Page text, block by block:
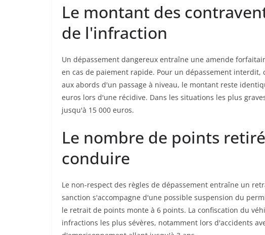
Le montant des
de l'infraction
Un dépassement dangereux entraîne une amende
en cas de paiement rapide. Pour un dépassement
aux abords d'un passage à niveau, le montant reste
euros lors d'une récidive. Dans les situations les plus
jusqu'à 15 000 euros.
Le nombre de points
conduire
Le non-respect des règles de dépassement entraîne un
sanction s'accompagne d'une possible suspension du
le retrait de points monte à 6 points. La confiscation du
infractions les plus sévères, notamment lors d'accidents